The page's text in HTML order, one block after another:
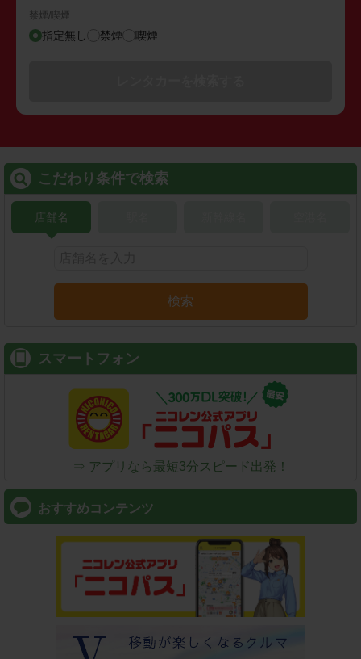
禁煙/喫煙
指定無し 禁煙 喫煙
こだわり条件で検索
店舗名
検索
スマートフォン
⇒ アプリなら最短3分スピード出発！
おすすめコンテンツ